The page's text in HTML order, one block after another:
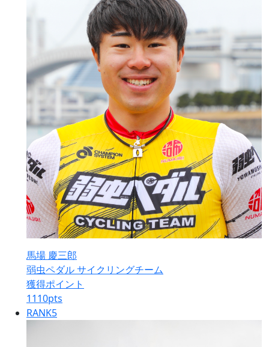
馬場 慶三郎
弱虫ペダル サイクリングチーム
獲得ポイント
1110pts
RANK5